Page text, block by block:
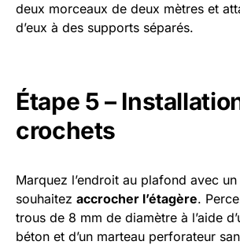
deux morceaux de deux mètres et
d’eux à des supports séparés.
Étape 5 –
crochets
Marquez l’endroit au plafond avec
souhaitez accrocher l’étagère.
trous de 8 mm de diamètre à l’aide
béton et d’un marteau perforateur